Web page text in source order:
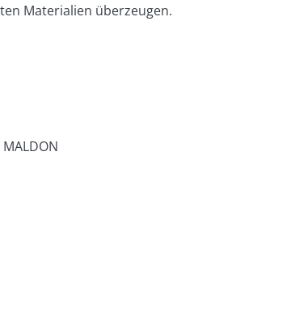
Materialien überzeugen.